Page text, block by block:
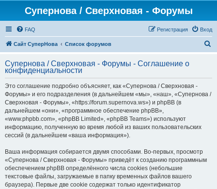
Супернова / Сверхновая - Форумы
FAQ Вход
Регистрация
Сайт СуперНова Список форумов
с
Супернова / Сверхновая - Форумы - Соглашение о
конфиденциальности
Это соглашение подробно объясняет, как «Супернова / Сверхновая -
Форумы» и его подразделения (в дальнейшем «мы», «наш», «Супернова /
Сверхновая - Форумы», «https://forum.supernova.ws») и phpBB (в
дальнейшем «они», «программное обеспечение phpBB»,
«www.phpbb.com», «phpBB Limited», «phpBB Teams») используют
информацию, полученную во время любой из ваших пользовательских
сессий (в дальнейшем «ваша информация»).
Ваша информация собирается двумя способами. Во-первых, просмотр
«Супернова / Сверхновая - Форумы» приведёт к созданию программным
обеспечением phpBB определённого числа cookies (небольшие
текстовые файлы, загружаемые в папку временных файлов вашего
браузера). Первые две cookie содержат только идентификатор